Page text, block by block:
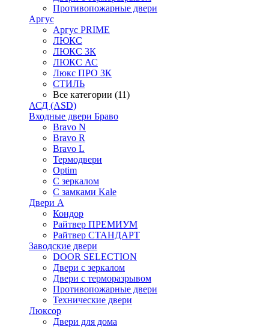
Противопожарные двери
Аргус
Аргус PRIME
ЛЮКС
ЛЮКС 3К
ЛЮКС АС
Люкс ПРО 3К
СТИЛЬ
Все категории (11)
АСД (ASD)
Входные двери Браво
Bravo N
Bravo R
Bravo L
Термодвери
Optim
С зеркалом
С замками Kale
Двери А
Кондор
Райтвер ПРЕМИУМ
Райтвер СТАНДАРТ
Заводские двери
DOOR SELECTION
Двери с зеркалом
Двери с терморазрывом
Противопожарные двери
Технические двери
Люксор
Двери для дома